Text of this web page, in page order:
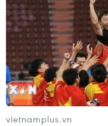
INFOGRAPHICS
vietnamplus.vn